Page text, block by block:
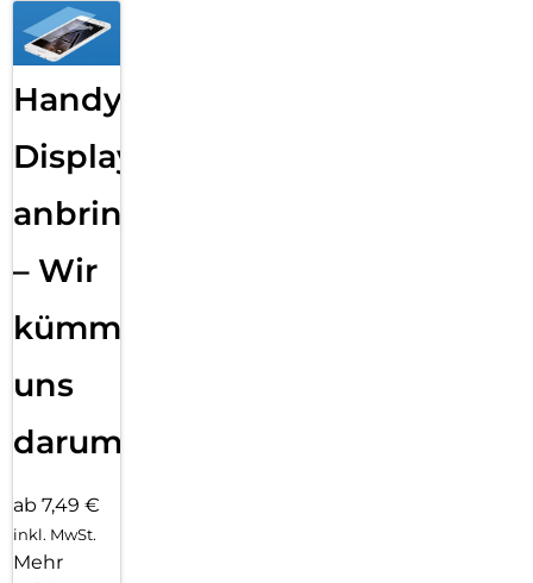
Handy
Displayfolie
anbringen
– Wir
kümmern
uns
darum!
ab 7,49 €
inkl. MwSt.
Mehr